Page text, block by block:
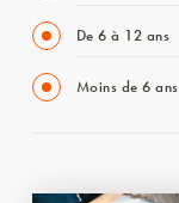
De 6 à 12 ans
Moins de 6 ans